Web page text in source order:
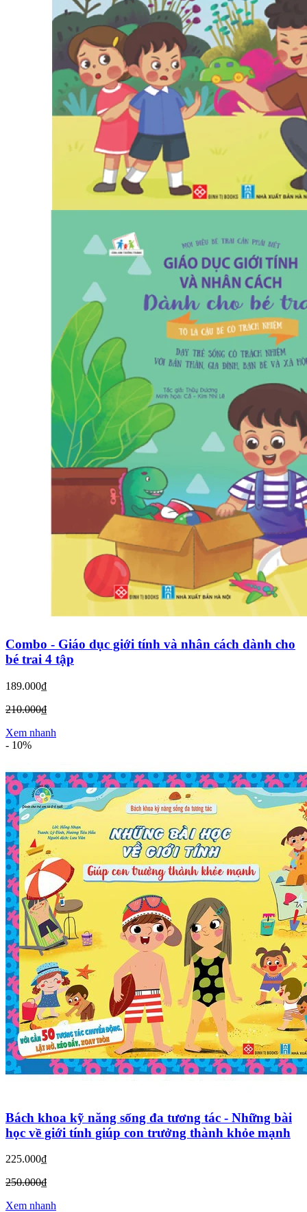
Combo - Giáo dục giới tính và nhân cách dành cho
bé trai 4 tập
189.000₫
210.000₫
Xem nhanh
- 10%
Bách khoa kỹ năng sống đa tương tác - Những bài
học về giới tính giúp con trưởng thành khỏe mạnh
225.000₫
250.000₫
Xem nhanh